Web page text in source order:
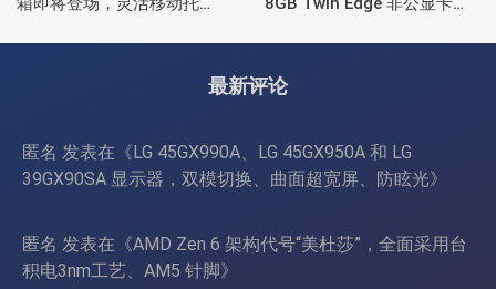
最新评论
匿名 发表在《LG 45GX990A、LG 45GX950A 和 LG
39GX90SA 显示器，双模切换、曲面超宽屏、防眩光》
匿名 发表在《AMD Zen 6 架构代号“美杜莎”，全面采用台
积电3nm工艺、AM5 针脚》